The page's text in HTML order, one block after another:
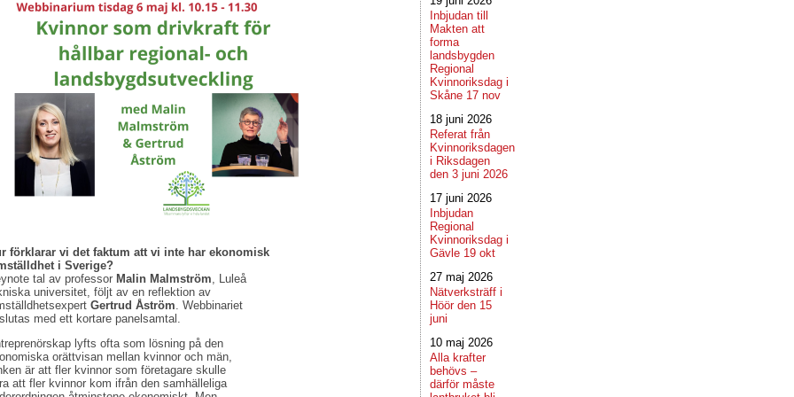
förklarar vi det faktum att vi inte har ekonomisk
i Sverige?
tal av professor Malin Malmström, Luleå
universitet, följt av en reflektion av
Gertrud Åström. Webbinariet
med ett kortare panelsamtal.
lyfts ofta som lösning på den
orättvisan mellan kvinnor och män,
är att fler kvinnor som företagare skulle
att fler kvinnor kom ifrån den samhälleliga
Inbjudan till
Makten att
forma
landsbygden
Regional
Kvinnoriksdag i
Skåne 17 nov
18 juni 2026
Referat från
Kvinnoriksdagen
i Riksdagen
den 3 juni 2026
17 juni 2026
Inbjudan
Regional
Kvinnoriksdag i
Gävle 19 okt
27 maj 2026
Nätverksträff i
Höör den 15
juni
10 maj 2026
Alla krafter
behövs –
därför måste